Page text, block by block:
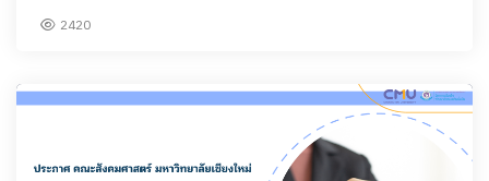
2420